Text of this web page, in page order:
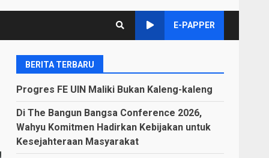
E-PAPPER
BERITA TERBARU
Progres FE UIN Maliki Bukan Kaleng-kaleng
Di The Bangun Bangsa Conference 2026,
Wahyu Komitmen Hadirkan Kebijakan untuk
Kesejahteraan Masyarakat